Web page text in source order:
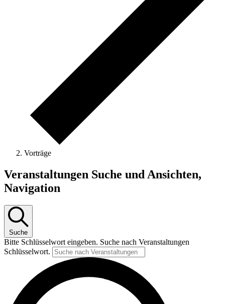
Vorträge
Veranstaltungen
Veranstaltungen Suche und Ansichten,
Navigation
Suche
Bitte Schlüsselwort eingeben. Suche nach Veranstaltungen
Schlüsselwort.